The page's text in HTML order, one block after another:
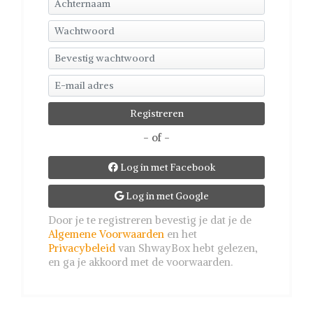
- of -
Log in met Facebook
Log in met Google
Door je te registreren bevestig je dat je de
Algemene Voorwaarden en het
Privacybeleid van ShwayBox hebt gelezen,
en ga je akkoord met de voorwaarden.